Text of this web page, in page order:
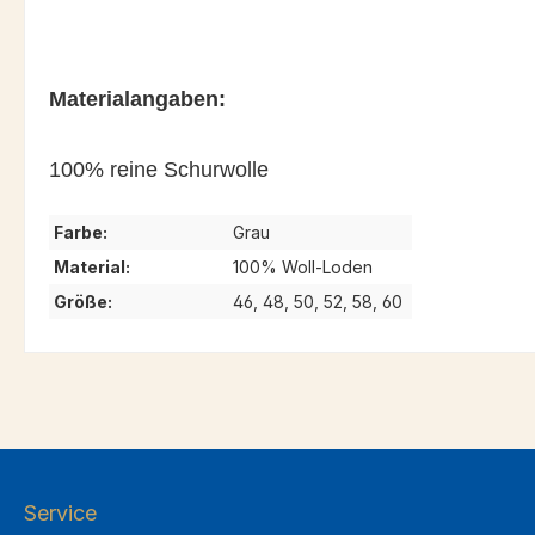
Materialangaben:
100% reine Schurwolle
Farbe:
Grau
Material:
100% Woll-Loden
Größe:
46, 48, 50, 52, 58, 60
Service